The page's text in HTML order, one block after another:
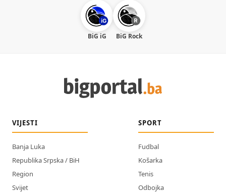
BiG iG BiG Rock
VIJESTI
Banja Luka
Republika Srpska / BiH
Region
Svijet
SPORT
Fudbal
Košarka
Tenis
Odbojka